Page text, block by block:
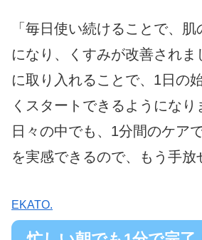
「毎日使い続けることで、
になり、くすみが改善されま
に取り入れることで、1日の
くスタートできるようになり
日々の中でも、1分間のケア
を実感できるので、もう手放
EKATO.